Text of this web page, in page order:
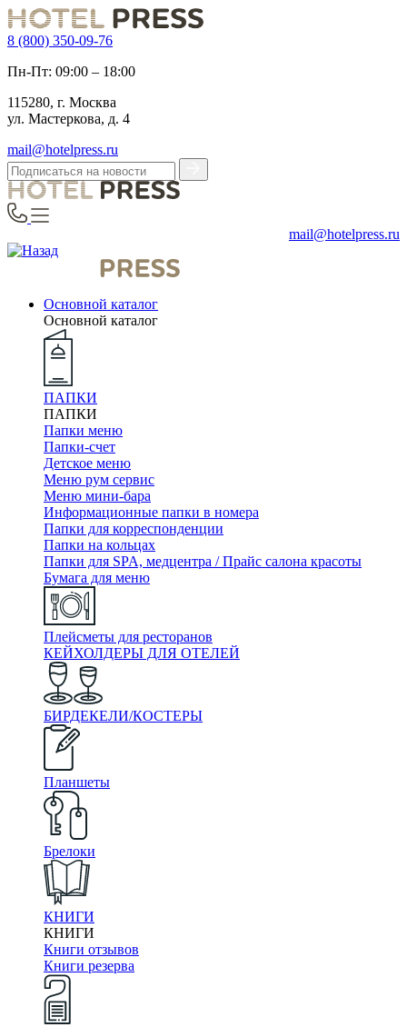
8 (800) 350-09-76
Пн-Пт: 09:00 – 18:00
115280, г. Москва
ул. Мастеркова, д. 4
mail@hotelpress.ru
mail@hotelpress.ru
Основной каталог
Основной каталог
ПАПКИ
ПАПКИ
Папки меню
Папки-счет
Детское меню
Меню рум сервис
Меню мини-бара
Информационные папки в номера
Папки для корреспонденции
Папки на кольцах
Папки для SPA, медцентра / Прайс салона красоты
Бумага для меню
Плейсметы для ресторанов
КЕЙХОЛДЕРЫ ДЛЯ ОТЕЛЕЙ
БИРДЕКЕЛИ/КОСТЕРЫ
Планшеты
Брелоки
КНИГИ
КНИГИ
Книги отзывов
Книги резерва